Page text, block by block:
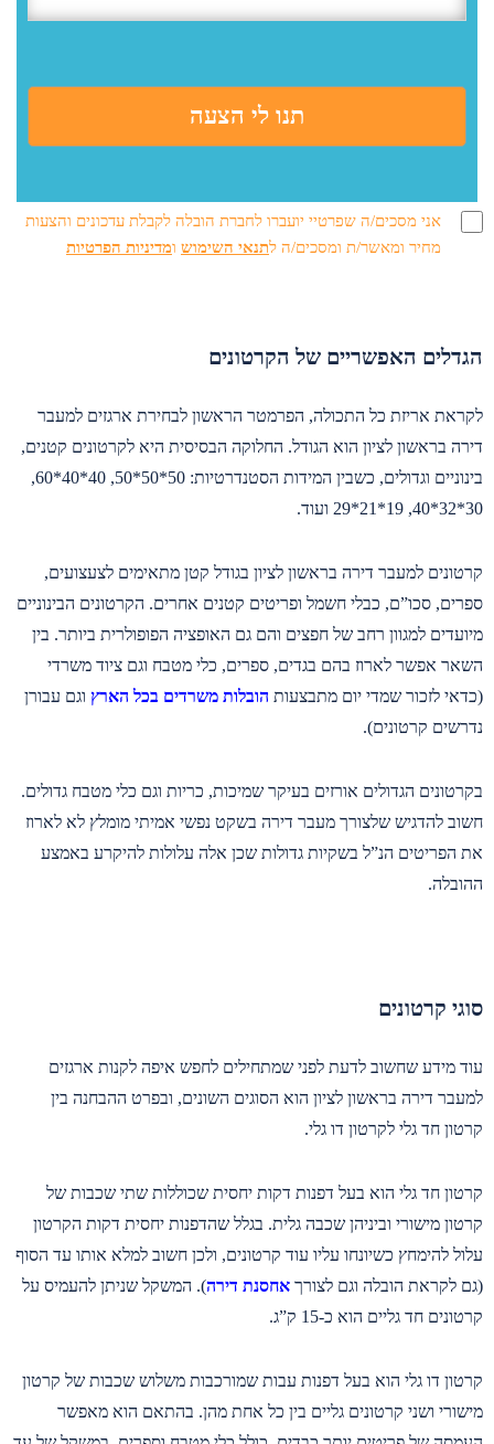
אני מסכים/ה שפרטיי יועברו לחברת הובלה לקבלת עדכונים והצעות
מחיר ומאשר/ת ומסכים/ה לתנאי השימוש ומדיניות הפרטיות
הגדלים האפשריים של הקרטונים
לקראת אריזת כל התכולה, הפרמטר הראשון לבחירת ארגזים למעבר
דירה בראשון לציון הוא הגודל. החלוקה הבסיסית היא לקרטונים קטנים,
בינוניים וגדולים, כשבין המידות הסטנדרטיות: 50*50*50, 40*40*60,
30*32*40, 19*21*29 ועוד.
קרטונים למעבר דירה בראשון לציון בגודל קטן מתאימים לצעצועים,
ספרים, סכו”ם, כבלי חשמל ופריטים קטנים אחרים. הקרטונים הבינוניים
מיועדים למגוון רחב של חפצים והם גם האופציה הפופולרית ביותר. בין
השאר אפשר לארוז בהם בגדים, ספרים, כלי מטבח וגם ציוד משרדי
(כדאי לזכור שמדי יום מתבצעות הובלות משרדים בכל הארץ וגם עבורן
נדרשים קרטונים).
בקרטונים הגדולים אורזים בעיקר שמיכות, כריות וגם כלי מטבח גדולים.
חשוב להדגיש שלצורך מעבר דירה בשקט נפשי אמיתי מומלץ לא לארוז
את הפריטים הנ”ל בשקיות גדולות שכן אלה עלולות להיקרע באמצע
ההובלה.
סוגי קרטונים
עוד מידע שחשוב לדעת לפני שמתחילים לחפש איפה לקנות ארגזים
למעבר דירה בראשון לציון הוא הסוגים השונים, ובפרט ההבחנה בין
קרטון חד גלי לקרטון דו גלי.
קרטון חד גלי הוא בעל דפנות דקות יחסית שכוללות שתי שכבות של
קרטון מישורי וביניהן שכבה גלית. בגלל שהדפנות יחסית דקות הקרטון
עלול להימחץ כשיונחו עליו עוד קרטונים, ולכן חשוב למלא אותו עד הסוף
(גם לקראת הובלה וגם לצורך אחסנת דירה). המשקל שניתן להעמיס על
קרטונים חד גליים הוא כ-15 ק”ג.
קרטון דו גלי הוא בעל דפנות עבות שמורכבות משלוש שכבות של קרטון
מישורי ושני קרטונים גליים בין כל אחת מהן. בהתאם הוא מאפשר